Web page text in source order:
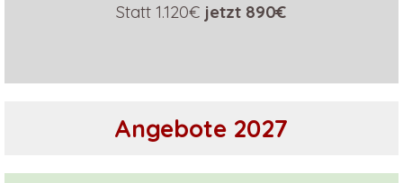
Statt 1.120€ jetzt 890€
Angebote 2027